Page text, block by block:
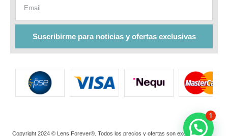
Suscribirme para noticias y ofertas exclusivas
Copyright 2024 © Lens Forever®. Todos los precios y ofertas son exclusivos de
1